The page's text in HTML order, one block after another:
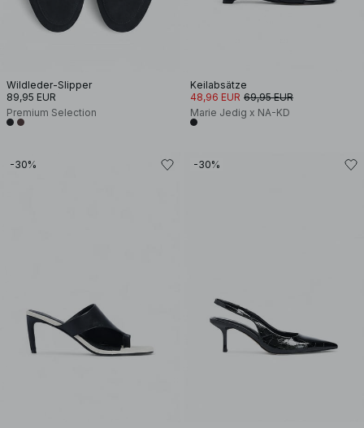
Wildleder-Slipper
89,95 EUR
Premium Selection
Keilabsätze
48,96 EUR 69,95 EUR
Marie Jedig x NA-KD
-30% -30%